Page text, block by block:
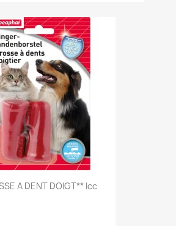
A DENT DOIGT** Icc